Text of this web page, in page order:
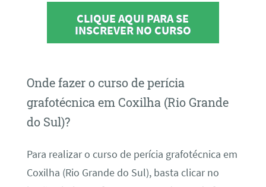
CLIQUE AQUI PARA SE
INSCREVER NO CURSO
Onde fazer o curso de perícia
grafotécnica em Coxilha (Rio Grande
do Sul)?
Para realizar o curso de perícia grafotécnica em
Coxilha (Rio Grande do Sul), basta clicar no